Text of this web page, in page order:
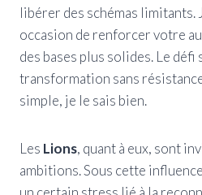
libérer des schémas limitants.
occasion de renforcer votre
des bases plus solides. Le défi
transformation sans
simple, je le sais bien.
Les Lions, quant à eux, sont
ambitions. Sous cette